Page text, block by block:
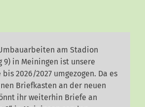
am Stadion
9) in Meiningen ist unsere
2026/2027 umgezogen. Da es
Briefkasten an der neuen
ihr weiterhin Briefe an